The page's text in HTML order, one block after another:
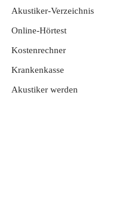
Akustiker-Verzeichnis
Online-Hörtest
Kostenrechner
Krankenkasse
Akustiker werden